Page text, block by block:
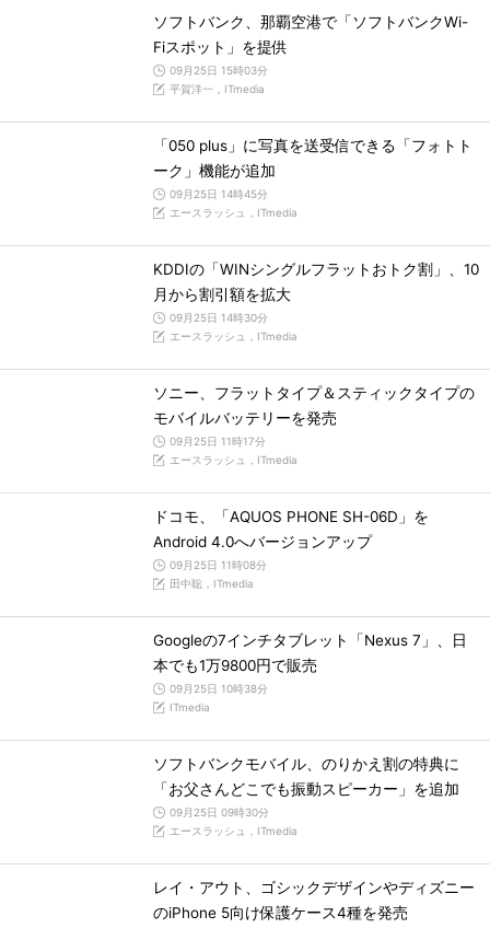
ソフトバンク、那覇空港で「ソフトバンクWi-
Fiスポット」を提供
09月25日 15時03分
平賀洋一，ITmedia
「050 plus」に写真を送受信できる「フォトト
ーク」機能が追加
09月25日 14時45分
エースラッシュ，ITmedia
KDDIの「WINシングルフラットおトク割」、10
月から割引額を拡大
09月25日 14時30分
エースラッシュ，ITmedia
ソニー、フラットタイプ＆スティックタイプの
モバイルバッテリーを発売
09月25日 11時17分
エースラッシュ，ITmedia
ドコモ、「AQUOS PHONE SH-06D」を
Android 4.0へバージョンアップ
09月25日 11時08分
田中聡，ITmedia
Googleの7インチタブレット「Nexus 7」、日
本でも1万9800円で販売
09月25日 10時38分
ITmedia
ソフトバンクモバイル、のりかえ割の特典に
「お父さんどこでも振動スピーカー」を追加
09月25日 09時30分
エースラッシュ，ITmedia
レイ・アウト、ゴシックデザインやディズニー
のiPhone 5向け保護ケース4種を発売